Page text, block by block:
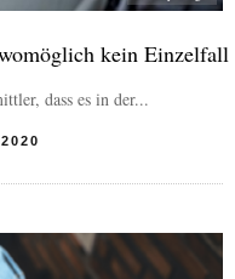
kein Einzelfall
dass es in der...